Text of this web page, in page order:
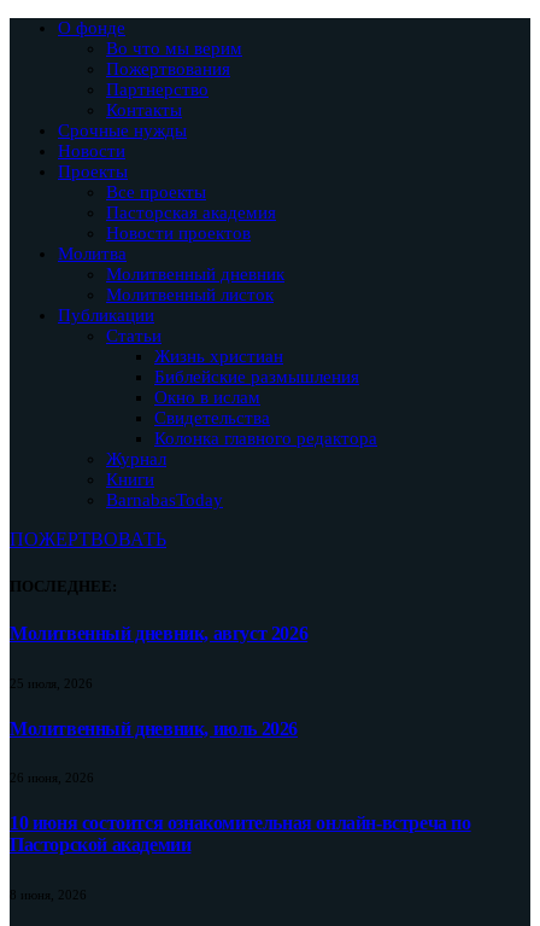
О фонде
Во что мы верим
Пожертвования
Партнерство
Контакты
Срочные нужды
Новости
Проекты
Все проекты
Пасторская академия
Новости проектов
Молитва
Молитвенный дневник
Молитвенный листок
Публикации
Статьи
Жизнь христиан
Библейские размышления
Окно в ислам
Свидетельства
Колонка главного редактора
Журнал
Книги
BarnabasToday
ПОЖЕРТВОВАТЬ
ПОСЛЕДНЕЕ:
Молитвенный дневник, август 2026
25 июля, 2026
Молитвенный дневник, июль 2026
26 июня, 2026
10 июня состоится ознакомительная онлайн-встреча по
Пасторской академии
8 июня, 2026